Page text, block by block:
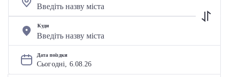
Куди
Дата поїздки
Сьогодні, 6.08.26